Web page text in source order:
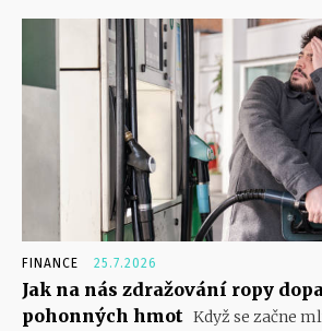
FINANCE 25.7.2026
Jak na nás zdražování ropy
pohonných hmot Když se začne